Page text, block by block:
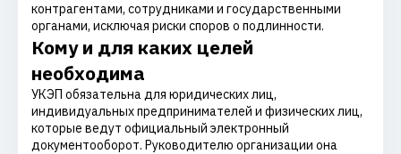
контрагентами, сотрудниками и государственными
органами, исключая риски споров о подлинности.
Кому и для каких целей
необходима
УКЭП обязательна для юридических лиц,
индивидуальных предпринимателей и физических лиц,
которые ведут официальный электронный
документооборот. Руководителю организации она